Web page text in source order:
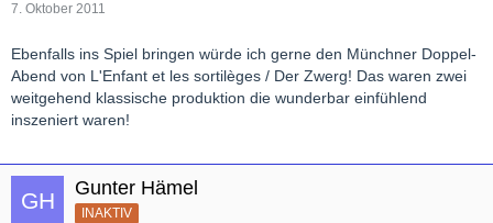
7. Oktober 2011
Ebenfalls ins Spiel bringen würde ich gerne den Münchner Doppel-
Abend von L'Enfant et les sortilèges / Der Zwerg! Das waren zwei
weitgehend klassische produktion die wunderbar einfühlend
inszeniert waren!
Gunter Hämel
INAKTIV